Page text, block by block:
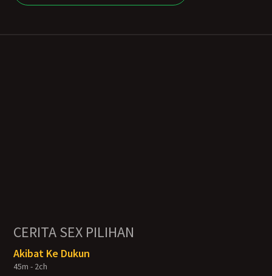
CERITA SEX PILIHAN
Akibat Ke Dukun
45m - 2ch